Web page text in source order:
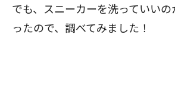
でも、スニーカーを洗っていい
ったので、調べてみました！